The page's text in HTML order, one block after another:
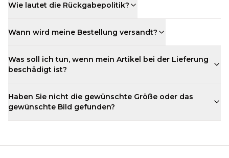
Wie lautet die Rückgabepolitik?
Wann wird meine Bestellung versandt?
Was soll ich tun, wenn mein Artikel bei der Lieferung
beschädigt ist?
Haben Sie nicht die gewünschte Größe oder das
gewünschte Bild gefunden?